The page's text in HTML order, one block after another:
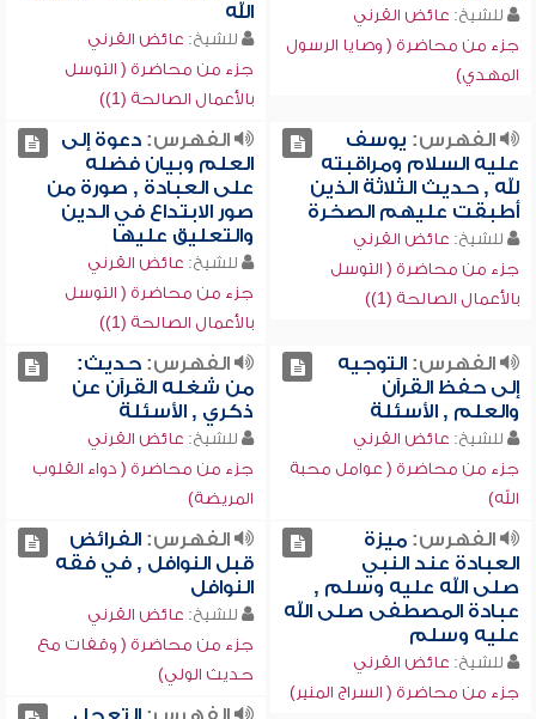
للشيخ: عائض القرني
جزء من محاضرة ( وصايا الرسول
المهدي)
الله
للشيخ: عائض القرني
جزء من محاضرة ( التوسل
بالأعمال الصالحة (1))
الفهرس: يوسف
عليه السلام ومراقبته
لله , حديث الثلاثة الذين
أطبقت عليهم الصخرة
للشيخ: عائض القرني
جزء من محاضرة ( التوسل
بالأعمال الصالحة (1))
الفهرس:دعوة إلى
العلم وبيان فضله
على العبادة , صورة من
صور الابتداع في الدين
والتعليق عليها
للشيخ: عائض القرني
جزء من محاضرة ( التوسل
بالأعمال الصالحة (1))
الفهرس:التوجيه
إلى حفظ القرآن
والعلم , الأسئلة
للشيخ: عائض القرني
جزء من محاضرة ( عوامل محبة
الله)
الفهرس:حديث:
من شغله القرآن عن
ذكري , الأسئلة
للشيخ: عائض القرني
جزء من محاضرة ( دواء القلوب
المريضة)
الفهرس:ميزة
العبادة عند النبي
صلى الله عليه وسلم ,
عبادة المصطفى صلى الله
عليه وسلم
للشيخ: عائض القرني
جزء من محاضرة ( السراج المنير)
الفهرس:الفرائض
قبل النوافل , في فقه
النوافل
للشيخ: عائض القرني
جزء من محاضرة ( وقفات مع
حديث الولي)